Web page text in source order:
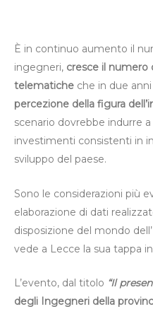
È in continuo aumento il
ingegneri, cresce il numero
telematiche che in due
percezione della figura
scenario dovrebbe indurre
investimenti consistenti in
sviluppo del paese.
Sono le considerazioni più
elaborazione di dati
disposizione del mondo
vede a Lecce la sua tappa
L’evento, dal titolo “Il
degli Ingegneri della